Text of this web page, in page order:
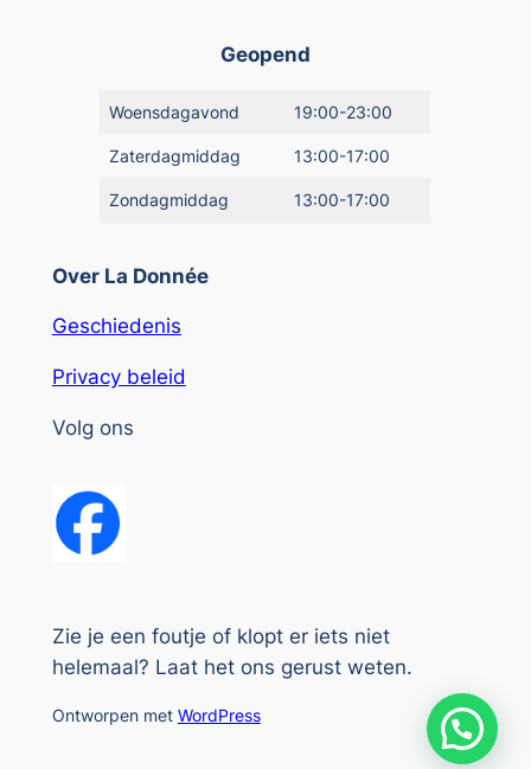
Geopend
Woensdagavond 19:00-23:00
Zaterdagmiddag 13:00-17:00
Zondagmiddag 13:00-17:00
Over La Donnée
Geschiedenis
Privacy beleid
Volg ons
Zie je een foutje of klopt er iets niet
helemaal? Laat het ons gerust weten.
Ontworpen met WordPress